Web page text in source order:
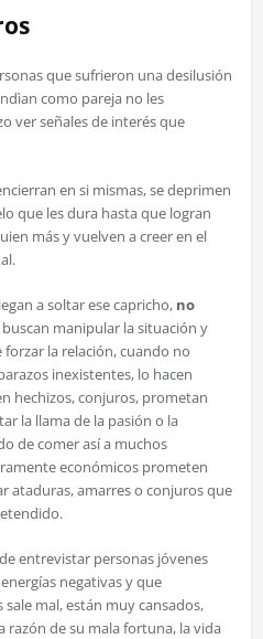
que sufrieron una desilusión
como pareja no les
ver señales de interés que
en si mismas, se deprimen
que les dura hasta que logran
más y vuelven a creer en el
a soltar ese capricho, no
buscan manipular la situación y
la relación, cuando no
inexistentes, lo hacen
hechizos, conjuros, prometan
la llama de la pasión o la
de comer así a muchos
económicos prometen
ataduras, amarres o conjuros que
entrevistar personas jóvenes
negativas y que
mal, están muy cansados,
de su mala fortuna, la vida